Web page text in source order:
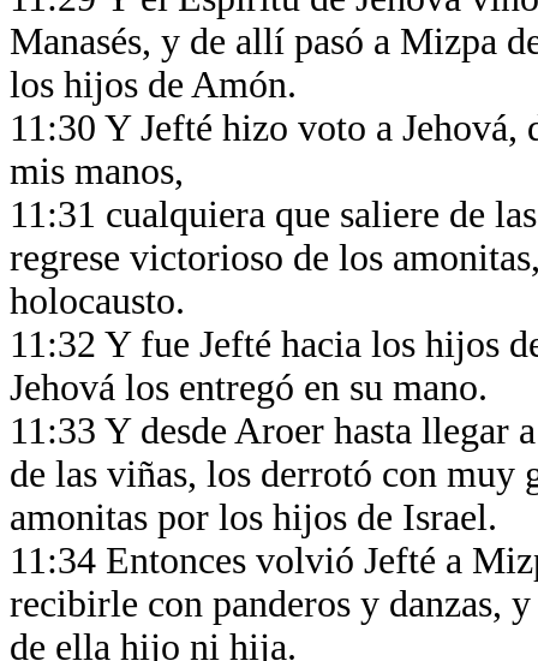
Manasés, y de allí pasó a Mizpa
los hijos de Amón.
11:30 Y Jefté hizo voto a Jehová,
mis manos,
11:31 cualquiera que saliere de
regrese victorioso de los
holocausto.
11:32 Y fue Jefté hacia los hijos
Jehová los entregó en su mano.
11:33 Y desde Aroer hasta llegar
de las viñas, los derrotó con muy
amonitas por los hijos de Israel.
11:34 Entonces volvió Jefté a
recibirle con panderos y danzas,
de ella hijo ni hija.